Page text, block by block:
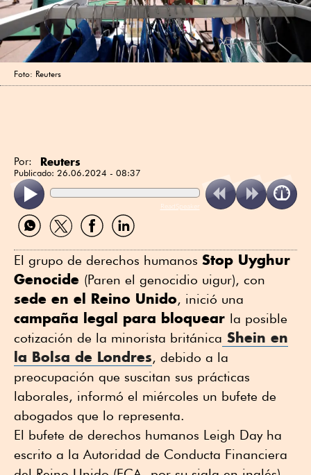
Foto: Reuters
Por: Reuters
Publicado: 26.06.2024 - 08:37
ReadSpeaker
Compartir
por
Compartir
por
Compartir
por
Compartir
por
El grupo de derechos humanos Stop Uyghur
Genocide (Paren el genocidio uigur), con
sede en el Reino Unido, inició una
campaña legal para bloquear la posible
cotización de la minorista británica Shein en
la Bolsa de Londres, debido a la
preocupación que suscitan sus prácticas
laborales, informó el miércoles un bufete de
abogados que lo representa.
El bufete de derechos humanos Leigh Day ha
escrito a la Autoridad de Conducta Financiera